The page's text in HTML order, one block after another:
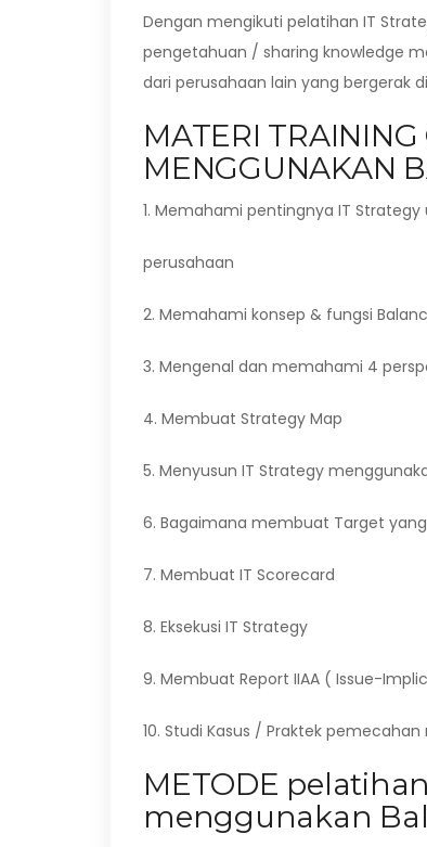
Dengan mengikuti pelatihan IT
pengetahuan / sharing knowledge
dari perusahaan lain yang bergerak
MATERI
MENGGUNAKAN
1. Memahami pentingnya IT
perusahaan
2. Memahami konsep & fungsi
3. Mengenal dan memahami 4
4. Membuat Strategy Map
5. Menyusun IT Strategy
6. Bagaimana membuat Target
7. Membuat IT Scorecard
8. Eksekusi IT Strategy
9. Membuat Report IIAA ( Issue-
10. Studi Kasus / Praktek
METODE
menggunakan